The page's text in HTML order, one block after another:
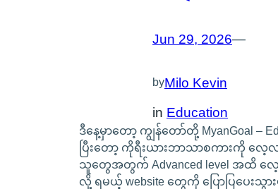
Jun 29, 2026—
byMilo Kevin
in Education
ဒီနေ့မှာတော့ ကျွန်တော်တို့ MyanGoal –
ပြီးတော့ ကိုရီးယားဘာသာစကားကို လေ့
သူတွေအတွက် Advanced level အထိ လ
လို့ ရမယ့် website တွေကို ပြောပြပေးသွာ